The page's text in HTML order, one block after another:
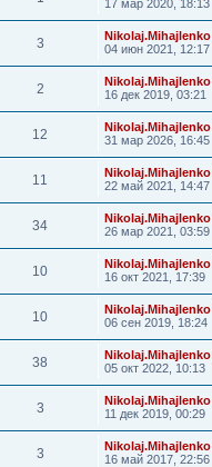
17 мар 2020, 18:13
3
Nikolaj.Mihajlenko
04 июн 2021, 12:17
2
Nikolaj.Mihajlenko
16 дек 2019, 03:21
12
Nikolaj.Mihajlenko
31 мар 2026, 16:45
11
Nikolaj.Mihajlenko
22 май 2021, 14:47
34
Nikolaj.Mihajlenko
26 мар 2021, 03:59
10
Nikolaj.Mihajlenko
16 окт 2021, 17:39
10
Nikolaj.Mihajlenko
06 сен 2019, 18:24
38
Nikolaj.Mihajlenko
05 окт 2022, 10:13
3
Nikolaj.Mihajlenko
11 дек 2019, 00:29
3
Nikolaj.Mihajlenko
16 май 2017, 22:56